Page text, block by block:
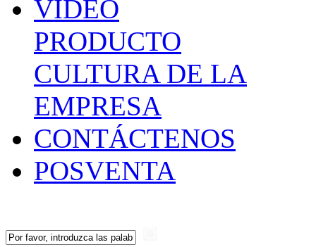
VIDEO
PRODUCTO
CULTURA DE LA
EMPRESA
CONTÁCTENOS
POSVENTA